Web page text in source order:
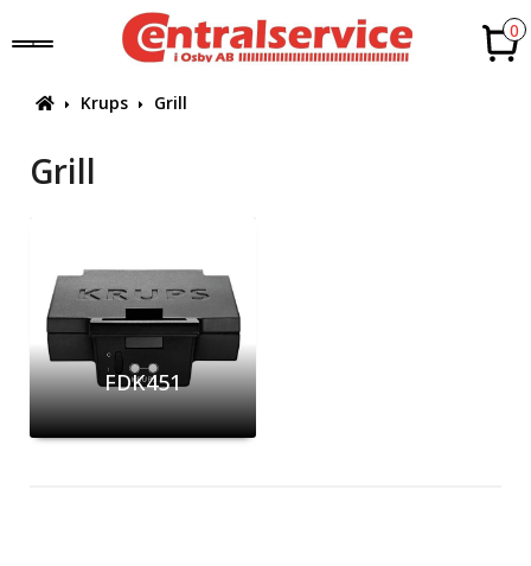
0
Krups Grill
Grill
FDK451